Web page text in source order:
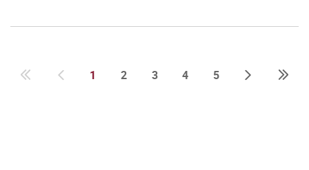
1 2 3 4 5